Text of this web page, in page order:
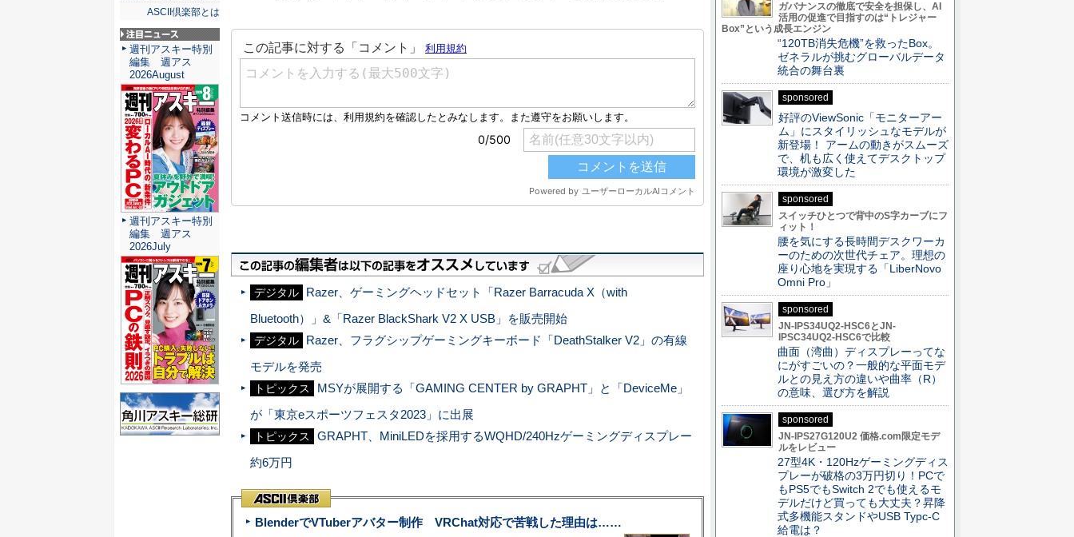
デジタル
Razer、ゲーミングヘッドセット「Razer Barracuda X（with
Bluetooth）」&「Razer BlackShark V2 X USB」を販売開始
デジタル
Razer、フラグシップゲーミングキーボード「DeathStalker V2」の有線
モデルを発売
トピックス
MSYが展開する「GAMING CENTER by GRAPHT」と「DeviceMe」
が「東京eスポーツフェスタ2023」に出展
トピックス
GRAPHT、MiniLEDを採用するWQHD/240Hzゲーミングディスプレー
約6万円
BlenderでVTuberアバター制作 VRChat対応で苦戦した理由は……
ASCII倶楽部とは
注目ニュース
週刊アスキー特別
編集 週アス
2026August
週刊アスキー特別
編集 週アス
2026July
ガバナンスの徹底で安全を担保し、AI
活用の促進で目指すのは“トレジャー
Box”という成長エンジン
“120TB消失危機”を救ったBox。
ゼネラルが挑むグローバルデータ
統合の舞台裏
sponsored
好評のViewSonic「モニターアー
ム」にスタイリッシュなモデルが
新登場！ アームの動きがスムーズ
で、机も広く使えてデスクトップ
環境が激変した
sponsored
スイッチひとつで背中のS字カーブにフ
ィット！
腰を気にする長時間デスクワーカ
ーのための次世代チェア。理想の
座り心地を実現する「LiberNovo
Omni Pro」
sponsored
JN-IPS34UQ2-HSC6とJN-
IPSC34UQ2-HSC6で比較
曲面（湾曲）ディスプレーってな
にがすごいの？一般的な平面モデ
ルとの見え方の違いや曲率（R）
の意味、選び方を解説
sponsored
JN-IPS27G120U2 価格.com限定モデ
ルをレビュー
27型4K・120Hzゲーミングディス
プレーが破格の3万円切り！PCで
もPS5でもSwitch 2でも使えるモ
デルだけど買っても大丈夫？昇降
式多機能スタンドやUSB Typc-C
給電は？